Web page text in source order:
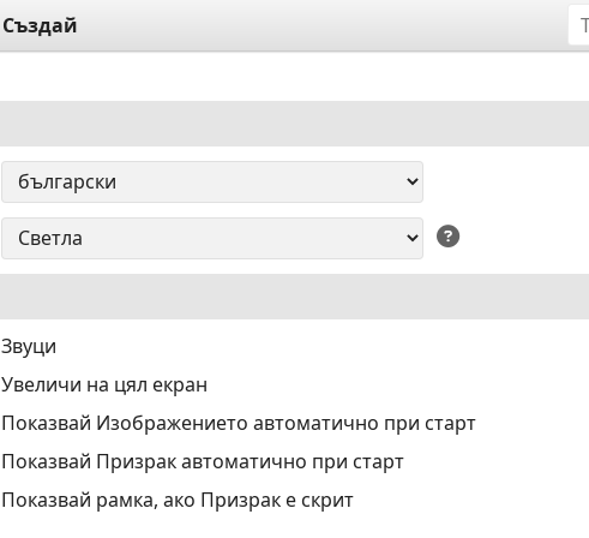
Създай
Звуци
Увеличи на цял екран
Показвай Изображението автоматично при старт
Показвай Призрак автоматично при старт
Показвай рамка, ако Призрак е скрит